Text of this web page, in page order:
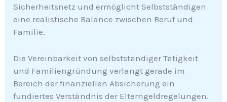
Sicherheitsnetz und ermöglicht Selbstständigen
eine realistische Balance zwischen Beruf und
Familie.
Die Vereinbarkeit von selbstständiger Tätigkeit
und Familiengründung verlangt gerade im
Bereich der finanziellen Absicherung ein
fundiertes Verständnis der Elterngeldregelungen.